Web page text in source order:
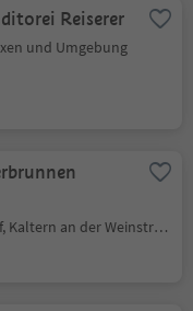
Reiserer
und Umgebung
Kaltern Dorf, Kaltern an der Weinstraße, Südtiroler Weinstraße